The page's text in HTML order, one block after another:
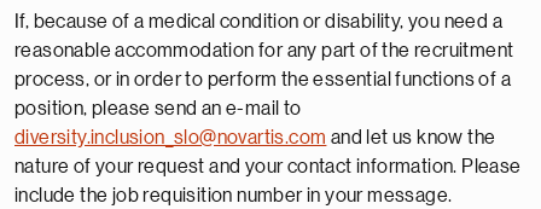
If, because of a medical condition or disability, you need a
reasonable accommodation for any part of the recruitment
process, or in order to perform the essential functions of a
position, please send an e-mail to
diversity.inclusion_slo@novartis.com and let us know the
nature of your request and your contact information. Please
include the job requisition number in your message.